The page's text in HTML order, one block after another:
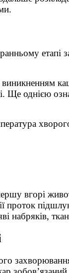
Ще однією
вгорі
набряків,